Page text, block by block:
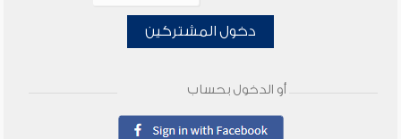
دخول المشتركين
أو الدخول بحساب